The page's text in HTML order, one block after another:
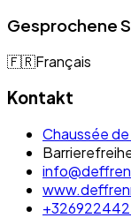
Gesprochene
🇫🇷Français
Kontakt
Chaussée de